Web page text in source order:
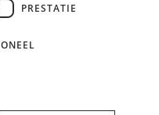
PRESTATIE